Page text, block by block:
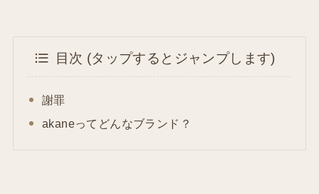
目次 (タップするとジャンプします)
謝罪
akaneってどんなブランド？